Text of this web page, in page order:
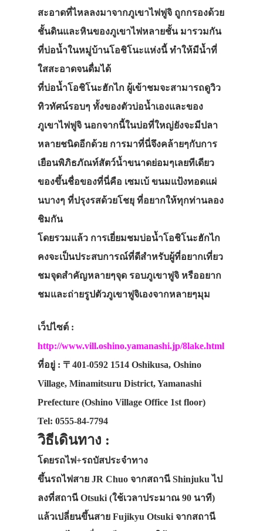
สะอาดที่ไหลลงมาจากภูเขาไฟฟูจิ ถูกกรองด้วย
ชั้นดินและหินของภูเขาไฟหลายชั้น มารวมกัน
ที่บ่อน้ำในหมู่บ้านโอชิโนะแห่งนี้ ทำให้มีน้ำที่
ใสสะอาดจนดื่มได้
ที่บ่อน้ำโอชิโนะฮักไก ผู้เข้าชมจะสามารถดูวิว
ทิวทัศน์รอบๆ ทั้งของตัวบ่อน้ำเองและของ
ภูเขาไฟฟูจิ นอกจากนี้ในบ่อที่ใหญ่ยังจะมีปลา
หลายชนิดอีกด้วย การมาที่นี่จึงคล้ายๆกับการ
เยือนพิภิธภัณท์สัตว์น้ำขนาดย่อมๆเลยทีเดียว
ของขึ้นชื่อของที่นี่คือ เซมเบ้ ขนมแป้งทอดแผ่
นบางๆ ที่ปรุงรสด้วยโชยุ ที่อยากให้ทุกท่านลอง
ชิมกัน
โดยรวมแล้ว การเยี่ยมชมบ่อน้ำโอชิโนะฮักไก
คงจะเป็นประสบการณ์ที่ดีสำหรับผู้ที่อยากเที่ยว
ชมจุดสำคัญหลายๆจุด รอบภูเขาฟูจิ หรืออยาก
ชมและถ่ายรูปตัวภูเขาฟูจิเองจากหลายๆมุม
เว็ปไซต์ :
http://www.vill.oshino.yamanashi.jp/8lake.html
ที่อยู่ : 〒401-0592 1514 Oshikusa, Oshino
Village, Minamitsuru District, Yamanashi
Prefecture (Oshino Village Office 1st floor)
Tel: 0555-84-7794
วิธีเดินทาง :
โดยรถไฟ+รถบัสประจำทาง
ขึ้นรถไฟสาย JR Chuo จากสถานี Shinjuku ไป
ลงที่สถานี Otsuki (ใช้เวลาประมาณ 90 นาที)
แล้วเปลี่ยนขึ้นสาย Fujikyu Otsuki จากสถานี
ประเทศญี่ปุ่น
รถบัส
เดินทาง
ทัวร์